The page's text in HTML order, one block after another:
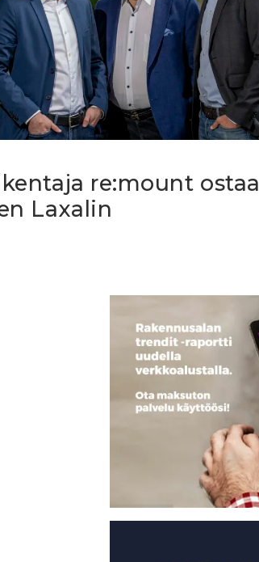
re:mount ostaa
Laxalin